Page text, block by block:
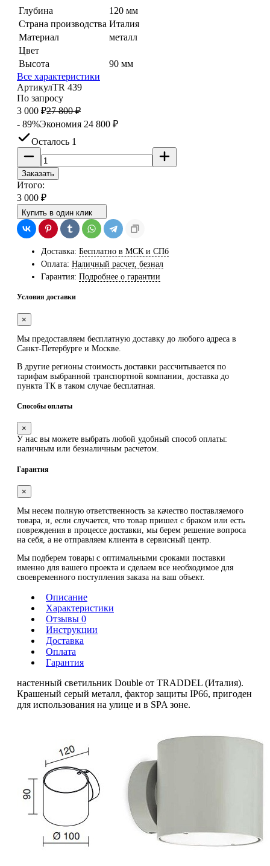
Глубина
120 мм
Страна производства Италия
Материал
металл
Цвет
Высота
90 мм
Все характеристики
АртикулTR 439
По запросу
3 000 ₽27 800 ₽
- 89%Экономия 24 800 ₽
Осталось 1
Заказать
Итого:
3 000 ₽
Купить в один клик
Доставка: Бесплатно в МСК и СПб
Оплата: Наличный расчет, безнал
Гарантия: Подробнее о гарантии
Условия доставки
×
Мы предоставляем бесплатную доставку до любого адреса в
Санкт-Петербурге и Москве.
В другие регионы стоимость доставки рассчитывается по
тарифам выбранной транспортной компании, доставка до
пункта ТК в таком случае бесплатная
Способы оплаты
×
У нас вы можете выбрать любой удобный способ оплаты:
наличным или безналичным расчетом.
Гарантия
×
Мы несем полную ответственность за качество поставляемого
товара, и, если случается, что товар пришел с браком или есть
повреждения в процессе доставки, мы берем решение вопроса
на себя, а не отправляем клиента в сервисный центр.
Мы подберем товары с оптимальными сроками поставки
именно для вашего проекта и сделаем все необходимое для
своевременного поступления заказа на ваш объект.
Описание
Характеристики
Отзывы 0
Инструкции
Доставка
Оплата
Гарантия
настенный светильник Double от TRADDEL (Италия).
Крашеный серый металл, фактор защиты IP66, пригоден
для использования на улице и в SPA зоне.